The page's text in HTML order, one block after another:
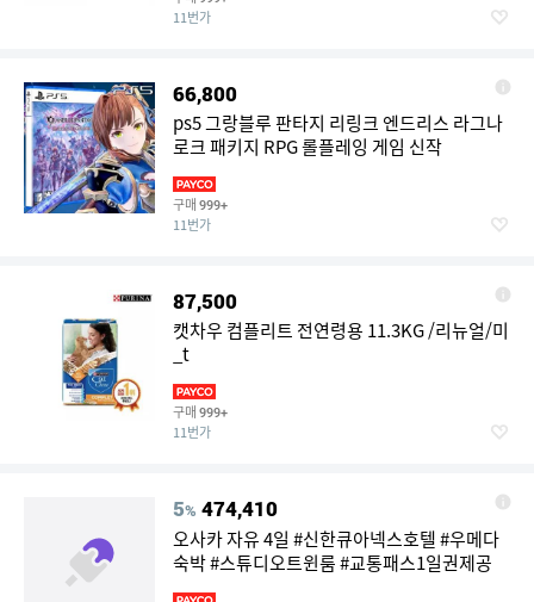
11번가
66,800
ps5 그랑블루 판타지 리링크 엔드리스 라그나
로크 패키지 RPG 롤플레잉 게임 신작
구매 999+
11번가
87,500
캣차우 컴플리트 전연령용 11.3KG /리뉴얼/미
_t
구매 999+
11번가
5% 474,410
오사카 자유 4일 #신한큐아넥스호텔 #우메다
숙박 #스튜디오트윈룸 #교통패스1일권제공